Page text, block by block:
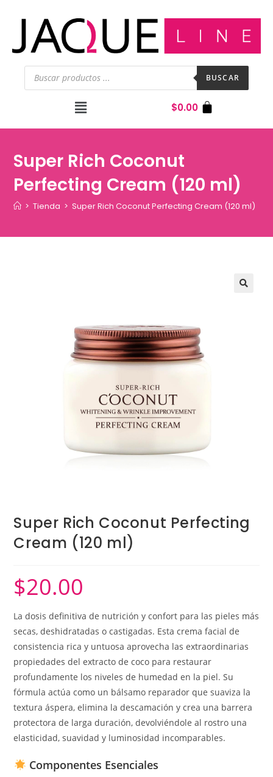
BUSCAR
$0.00
Super Rich Coconut
Perfecting Cream (120 ml)
> Tienda > Super Rich Coconut Perfecting Cream (120 ml)
Super Rich Coconut Perfecting
Cream (120 ml)
$20.00
La dosis definitiva de nutrición y confort para las pieles más
secas, deshidratadas o castigadas. Esta crema facial de
consistencia rica y untuosa aprovecha las extraordinarias
propiedades del extracto de coco para restaurar
profundamente los niveles de humedad en la piel. Su
fórmula actúa como un bálsamo reparador que suaviza la
textura áspera, elimina la descamación y crea una barrera
protectora de larga duración, devolviéndole al rostro una
elasticidad, suavidad y luminosidad incomparables.
Componentes Esenciales